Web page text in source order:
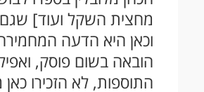
מחצית השקל ועוד]
וכאן היא הדעה
הובאה בשום פוסק,
התוספות, לא הזכירו